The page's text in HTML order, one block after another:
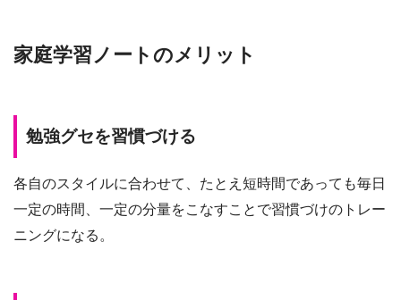
家庭学習ノートのメリット
勉強グセを習慣づける
各自のスタイルに合わせて、たとえ短時間であっても毎日
一定の時間、一定の分量をこなすことで習慣づけのトレー
ニングになる。